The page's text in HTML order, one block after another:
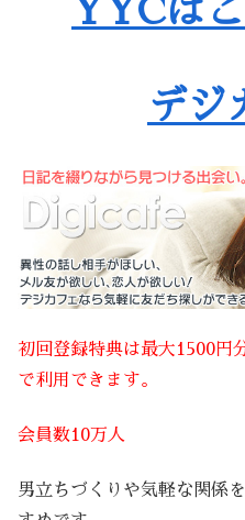
YYCは
デジ
初回登録特典は最大1500
で利用できます。
会員数10万人
男立ちづくりや気軽な関係